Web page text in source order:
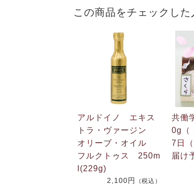
この商品をチェックし
アルドイノ エキス
トラ・ヴァージン
オリーブ・オイル
フルクトゥス 250m
l(229g)
2,100円 （税込）
共働
0g（
7日
届け